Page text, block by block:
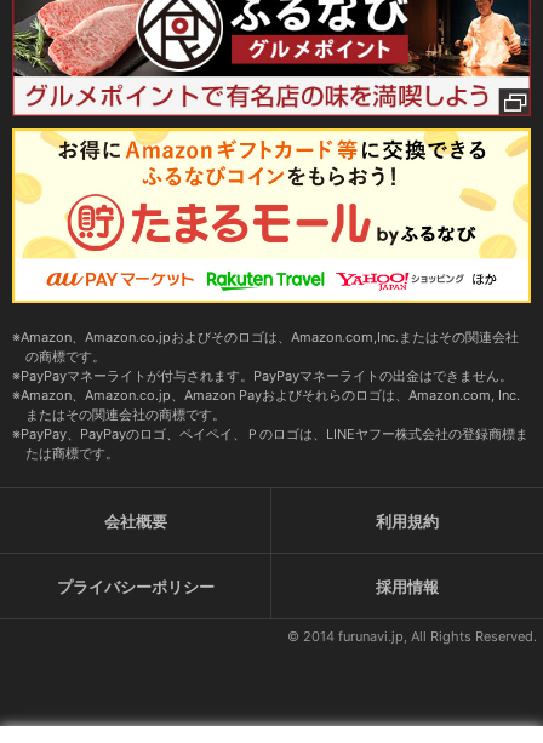
Amazon、Amazon.co.jpおよびそのロゴは、Amazon.com,Inc.またはその関連会社
の商標です。
PayPayマネーライトが付与されます。PayPayマネーライトの出金はできません。
Amazon、Amazon.co.jp、Amazon Payおよびそれらのロゴは、Amazon.com, Inc.
またはその関連会社の商標です。
PayPay、PayPayのロゴ、ペイペイ、Ｐのロゴは、LINEヤフー株式会社の登録商標ま
たは商標です。
会社概要 利用規約
プライバシーポリシー 採用情報
© 2014 furunavi.jp, All Rights Reserved.